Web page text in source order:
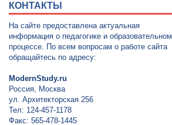
КОНТАКТЫ
На сайте предоставлена актуальная
информация о педагогике и образовательном
процессе. По всем вопросам о работе сайта
обращайтесь по адресу:
ModernStudy.ru
Россия, Москва
ул. Архитекторская 256
Тел: 124-457-1178
Факс: 565-478-1445